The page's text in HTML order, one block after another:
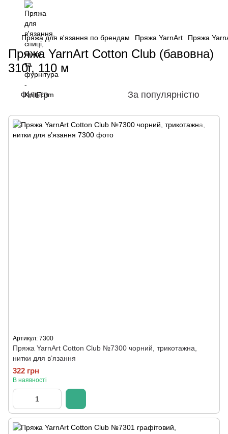
Пряжа для в'язання по брендам Пряжа YarnArt Пряжа
Пряжа YarnArt Cotton Club (бавовна)
310г, 110 м
Фільтр За популярністю
Артикул: 7300
Пряжа YarnArt Cotton Club №7300 чорний, трикотажна,
нитки для в’язання
322 грн
В наявності